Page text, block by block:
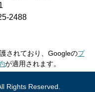
2488
されており、Googleのプ
が適用されます。
Rights Reserved.